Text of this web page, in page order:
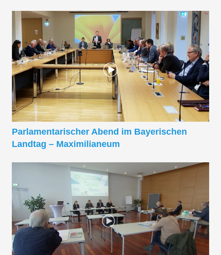
Parlamentarischer Abend im Bayerischen
Landtag – Maximilianeum